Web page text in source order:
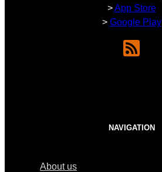
>App Store
> Google Play
NAVIGATION
About us